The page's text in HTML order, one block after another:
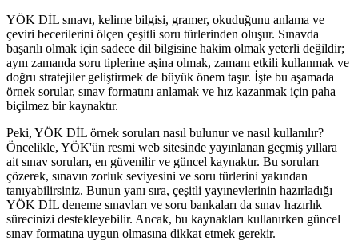
YÖK DİL sınavı, kelime bilgisi, gramer, okuduğunu anlama ve
çeviri becerilerini ölçen çeşitli soru türlerinden oluşur. Sınavda
başarılı olmak için sadece dil bilgisine hakim olmak yeterli değildir;
aynı zamanda soru tiplerine aşina olmak, zamanı etkili kullanmak ve
doğru stratejiler geliştirmek de büyük önem taşır. İşte bu aşamada
örnek sorular, sınav formatını anlamak ve hız kazanmak için paha
biçilmez bir kaynaktır.
Peki, YÖK DİL örnek soruları nasıl bulunur ve nasıl kullanılır?
Öncelikle, YÖK'ün resmi web sitesinde yayınlanan geçmiş yıllara
ait sınav soruları, en güvenilir ve güncel kaynaktır. Bu soruları
çözerek, sınavın zorluk seviyesini ve soru türlerini yakından
tanıyabilirsiniz. Bunun yanı sıra, çeşitli yayınevlerinin hazırladığı
YÖK DİL deneme sınavları ve soru bankaları da sınav hazırlık
sürecinizi destekleyebilir. Ancak, bu kaynakları kullanırken güncel
sınav formatına uygun olmasına dikkat etmek gerekir.